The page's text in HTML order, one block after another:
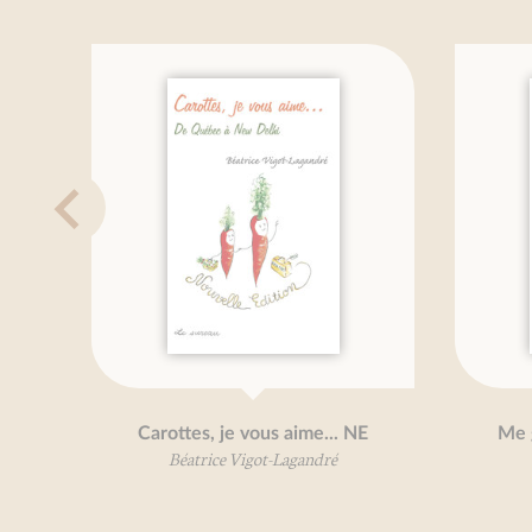
Carottes, je vous aime... NE
Béatrice Vigot-Lagandré
Me gustan los